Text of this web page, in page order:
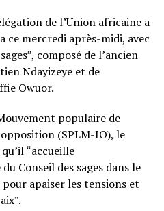
de l’Union africaine a
ce mercredi après-midi, avec
composé de l’ancien
Ndayizeye et de
Owuor.
populaire de
(SPLM-IO), le
“accueille
Conseil des sages dans le
apaiser les tensions et